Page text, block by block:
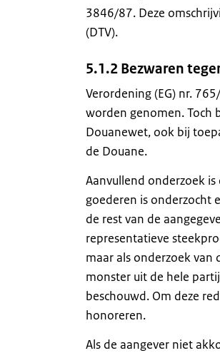
3846/87. Deze
(DTV).
5.1.2 Bezwaren
Verordening (EG) nr.
worden genomen. Toch
Douanewet, ook bij
de Douane.
Aanvullend onderzoek
goederen is onderzocht
de rest van de
representatieve
maar als onderzoek van
monster uit de hele
beschouwd. Om deze
honoreren.
Als de aangever niet